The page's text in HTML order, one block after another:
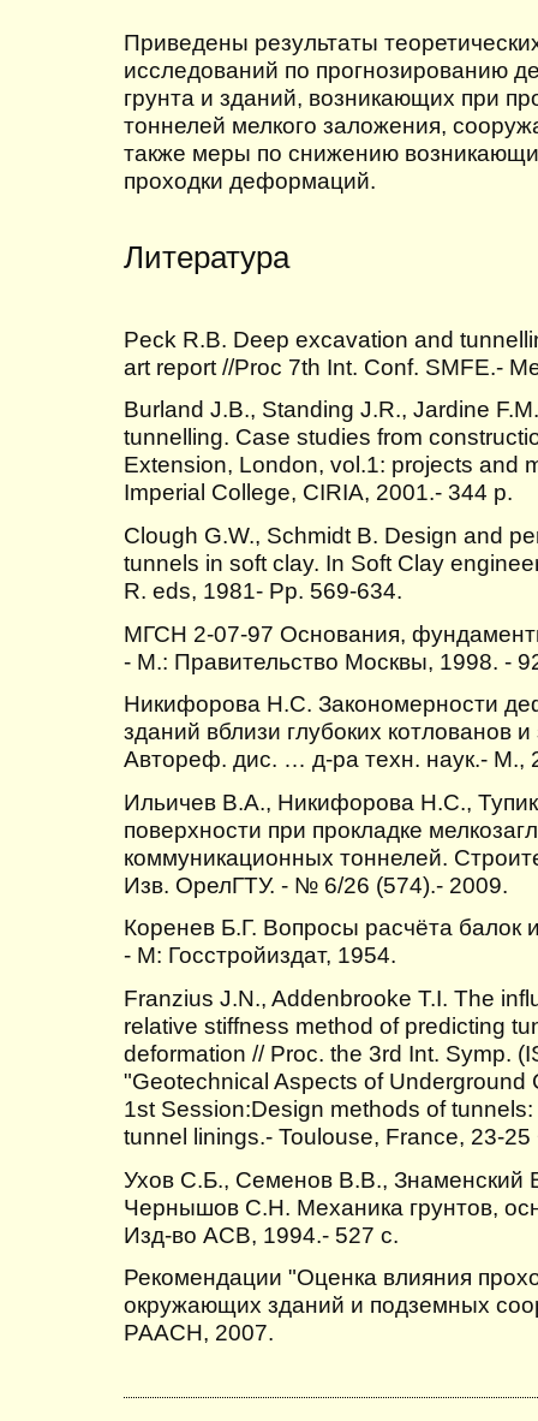
Приведены результаты
исследований по прогнозированию
грунта и зданий, возникающих при
тоннелей мелкого заложения,
также меры по снижению
проходки деформаций.
Литература
Peck R.B. Deep excavation and
art report //Proc 7th Int. Conf. SMFE.-
Burland J.B., Standing J.R., Jardine
tunnelling. Case studies from
Extension, London, vol.1: projects and
Imperial College, CIRIA, 2001.- 344 p.
Clough G.W., Schmidt B. Design and
tunnels in soft clay. In Soft Clay
R. eds, 1981- Рp. 569-634.
МГСН 2-07-97 Основания,
- М.: Правительство Москвы, 1998. -
Никифорова Н.С. Закономерности
зданий вблизи глубоких котлованов
Автореф. дис. … д-ра техн. наук.- М.,
Ильичев В.А., Никифорова Н.С.,
поверхности при прокладке
коммуникационных тоннелей.
Изв. ОрелГТУ. - № 6/26 (574).- 2009.
Коренев Б.Г. Вопросы расчёта балок
- М: Госстройиздат, 1954.
Franzius J.N., Addenbrooke T.I. The
relative stiffness method of predicting
deformation // Proc. the 3rd Int. Symp.
"Geotechnical Aspects of Underground
1st Session:Design methods of
tunnel linings.- Toulouse, France, 23-
Ухов С.Б., Семенов В.В., Знаменский
Чернышов С.Н. Механика грунтов,
Изд-во АСВ, 1994.- 527 с.
Рекомендации "Оценка влияния
окружающих зданий и подземных
РААСН, 2007.